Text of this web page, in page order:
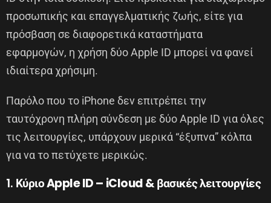
προσωπικής και επαγγελματικής ζωής, είτε για
πρόσβαση σε διαφορετικά καταστήματα
εφαρμογών, η χρήση δύο Apple ID μπορεί να φανεί
ιδιαίτερα χρήσιμη.
Παρόλο που το iPhone δεν επιτρέπει την
ταυτόχρονη πλήρη σύνδεση με δύο Apple ID για όλες
τις λειτουργίες, υπάρχουν μερικά “έξυπνα” κόλπα
για να το πετύχετε μερικώς.
1. Κύριο Apple ID – iCloud & βασικές λειτουργίες